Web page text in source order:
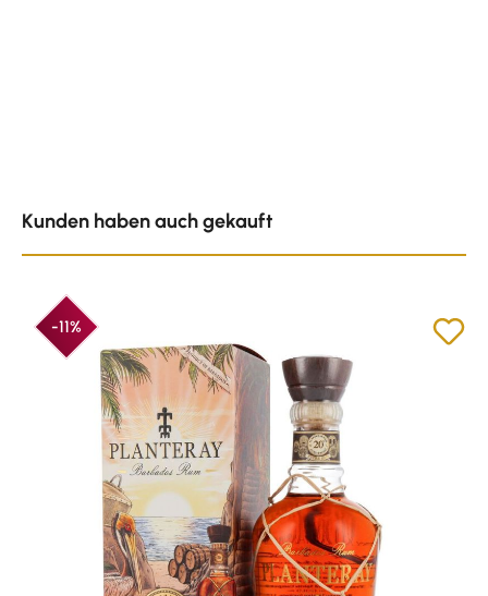
Kunden haben auch gekauft
-11%